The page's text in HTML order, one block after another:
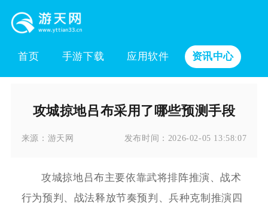
首页 手游下载 应用软件 资讯中心
攻城掠地吕布采用了哪些预测手段
来源： 游天网 发布时间： 2026-02-05 13:58:07
攻城掠地吕布主要依靠武将排阵推演、战术
行为预判、战法释放节奏预判、兵种克制推演四